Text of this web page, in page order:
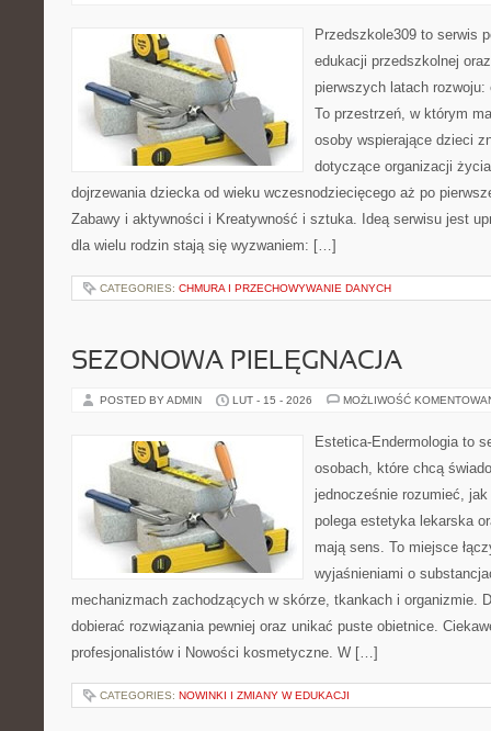
Przedszkole309 to serwis
edukacji przedszkolnej
pierwszych latach
To przestrzeń, w którym
osoby wspierające dzieci
dotyczące organizacji
dojrzewania dziecka od wieku wczesnodziecięcego aż po
Zabawy i aktywności i Kreatywność i sztuka. Ideą serwisu jest
dla wielu rodzin stają się wyzwaniem: […]
CATEGORIES: CHMURA I PRZECHOWYWANIE DANYCH
SEZONOWA PIELĘGNACJA
POSTED BY ADMIN LUT - 15 - 2026 MOŻLIWOŚĆ
Estetica-Endermologia to
osobach, które chcą
jednocześnie rozumieć,
polega estetyka lekarska
mają sens. To miejsce
wyjaśnieniami o
mechanizmach zachodzących w skórze, tkankach i organizmie.
dobierać rozwiązania pewniej oraz unikać puste obietnice.
profesjonalistów i Nowości kosmetyczne. W […]
CATEGORIES: NOWINKI I ZMIANY W EDUKACJI